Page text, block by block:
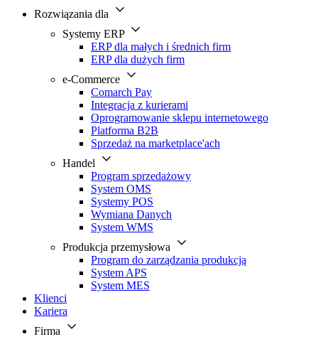
Rozwiązania dla
Systemy ERP
ERP dla małych i średnich firm
ERP dla dużych firm
e-Commerce
Comarch Pay
Integracja z kurierami
Oprogramowanie sklepu internetowego
Platforma B2B
Sprzedaż na marketplace'ach
Handel
Program sprzedażowy
System OMS
Systemy POS
Wymiana Danych
System WMS
Produkcja przemysłowa
Program do zarządzania produkcją
System APS
System MES
Klienci
Kariera
Firma